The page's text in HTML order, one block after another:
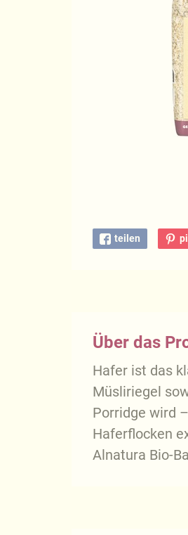
teilen
Über das
Hafer ist das
Müsliriegel
Porridge wird
Haferflocken
Alnatura Bio-